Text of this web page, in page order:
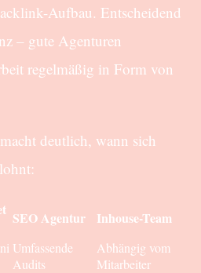
Aufbau. Entscheidend
– gute Agenturen
regelmäßig in Form von
deutlich, wann sich
SEO Agentur Inhouse-Team
Umfassende
Audits
Abhängig vom
Mitarbeiter